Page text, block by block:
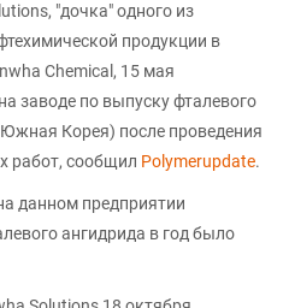
"дочка" одного из
продукции в
Chemical, 15 мая
заводе по выпуску фталевого
Корея) после проведения
работ, сообщил Polymerupdate.
данном предприятии
ангидрида в год было